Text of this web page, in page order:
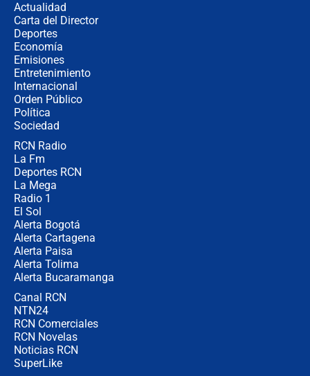
Actualidad
Carta del Director
Deportes
Economía
Emisiones
Entretenimiento
Internacional
Orden Público
Política
Sociedad
RCN Radio
La Fm
Deportes RCN
La Mega
Radio 1
El Sol
Alerta Bogotá
Alerta Cartagena
Alerta Paisa
Alerta Tolima
Alerta Bucaramanga
Canal RCN
NTN24
RCN Comerciales
RCN Novelas
Noticias RCN
SuperLike